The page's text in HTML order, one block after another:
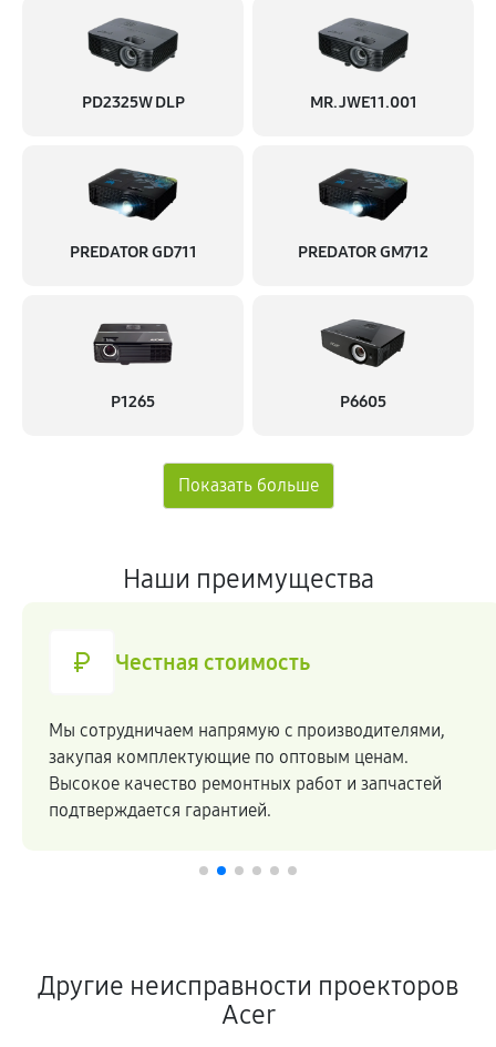
PD2325W DLP MR.JWE11.001
PREDATOR GD711 PREDATOR GM712
P1265 P6605
Наши преимущества
Честная стоимость
Мы сотрудничаем напрямую c производителями,
закупая комплектующие по оптовым ценам.
Высокое качество ремонтных работ и запчастей
подтверждается гарантией.
Другие неисправности проекторов
Acer